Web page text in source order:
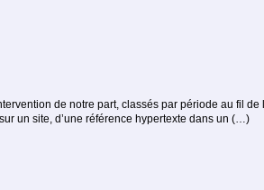
de notre part, classés par période au fil de
un site, d’une référence hypertexte dans un (…)